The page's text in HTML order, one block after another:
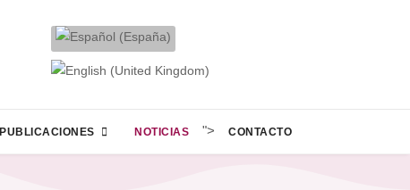
PUBLICACIONES NOTICIAS "> CONTACTO